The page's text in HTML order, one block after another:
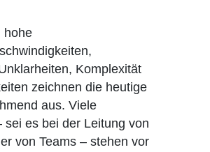
hohe
Komplexität
zeichnen die heutige
aus. Viele
sei es bei der Leitung von
von Teams – stehen vor